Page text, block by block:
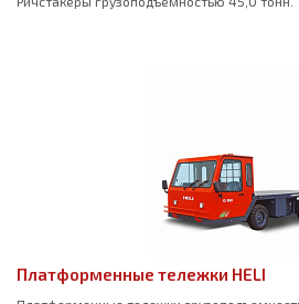
Платформенные тележки HELI